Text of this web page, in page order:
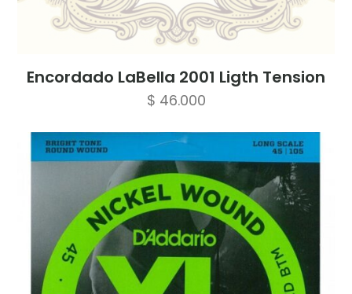
Encordado LaBella 2001 Ligth Tension
$ 46.000